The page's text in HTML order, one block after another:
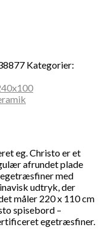
Kategorier:
eg. Christo er et
afrundet plade
med
udtryk, der
måler 220 x 110 cm
spisebord –
egetræsfiner.